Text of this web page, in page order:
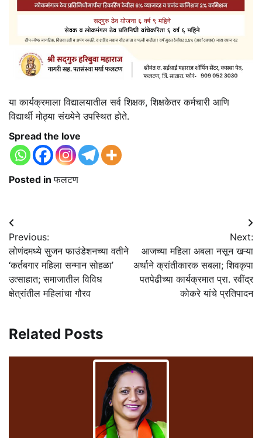
या कार्यक्रमाला विद्यालयातील सर्व शिक्षक, शिक्षकेतर कर्मचारी आणि
विद्यार्थी मोठ्या संख्येने उपस्थित होते.
Spread the love
Posted inफलटण
Post
navigation
Previous:
लोणंदमध्ये सुजन फाउंडेशनच्या वतीने
‘कर्तबगार महिला सन्मान सोहळा’
उत्साहात; समाजातील विविध
क्षेत्रांतील महिलांचा गौरव
Next:
आजच्या महिला अबला नसून खऱ्या
अर्थाने क्रांतीकारक सबला; शिवकृपा
पतपेढीच्या कार्यक्रमात प्रा. रवींद्र
कोकरे यांचे प्रतिपादन
Related Posts